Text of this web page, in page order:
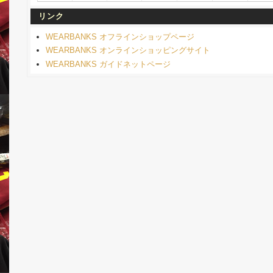
リンク
WEARBANKS オフラインショップページ
WEARBANKS オンラインショッピングサイト
WEARBANKS ガイドネットページ